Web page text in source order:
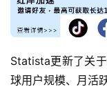
Statista更新了关
球用户规模、月活